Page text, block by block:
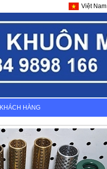
Việt Nam
KHÁCH HÀNG